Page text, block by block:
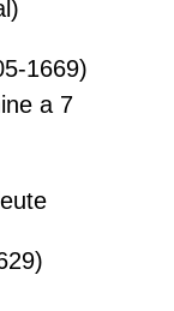
1669)
a 7